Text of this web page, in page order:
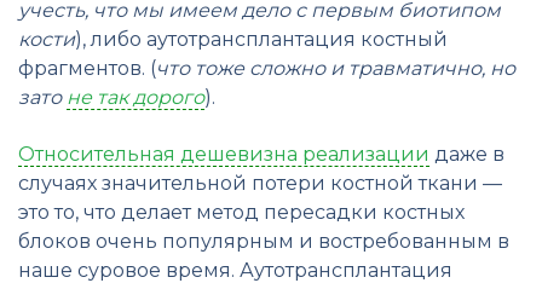
учесть, что мы имеем дело с первым биотипом
кости), либо аутотрансплантация костный
фрагментов. (что тоже сложно и травматично, но
зато не так дорого).
Относительная дешевизна реализации даже в
случаях значительной потери костной ткани —
это то, что делает метод пересадки костных
блоков очень популярным и востребованным в
наше суровое время. Аутотрансплантация